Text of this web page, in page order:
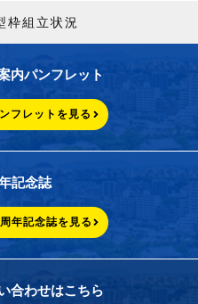
枠組立状況
内パンフレット
フレットを見る
記念誌
年記念誌を見る
合わせはこちら